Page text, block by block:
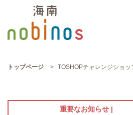
トップページ > TOSHOPチャレンジショッ
重要なお知らせ |